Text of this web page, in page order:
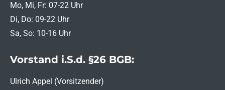
Mo, Mi, Fr: 07-22 Uhr
Di, Do: 09-22 Uhr
Sa, So: 10-16 Uhr
Vorstand i.S.d. §26 BGB:
Ulrich Appel (Vorsitzender)